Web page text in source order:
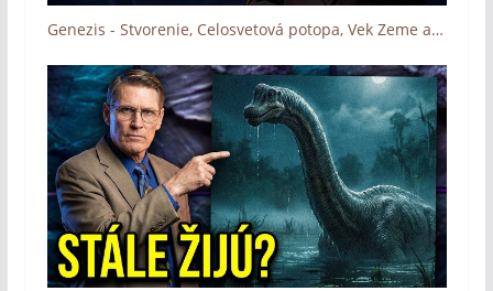
Genezis - Stvorenie, Celosvetová potopa, Vek Zeme a evolučná teoria (Kent Hovind)